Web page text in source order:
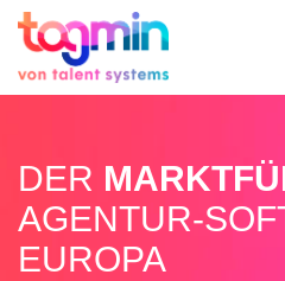
DER
AGENTUR-
EUROPA